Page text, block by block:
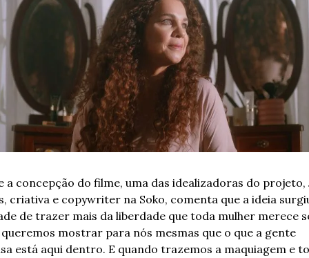
a concepção do filme, uma das idealizadoras do projeto,
criativa e copywriter na Soko, comenta que a ideia
de trazer mais da liberdade que toda mulher merece
queremos mostrar para nós mesmas que o que a gente
está aqui dentro. E quando trazemos a maquiagem e